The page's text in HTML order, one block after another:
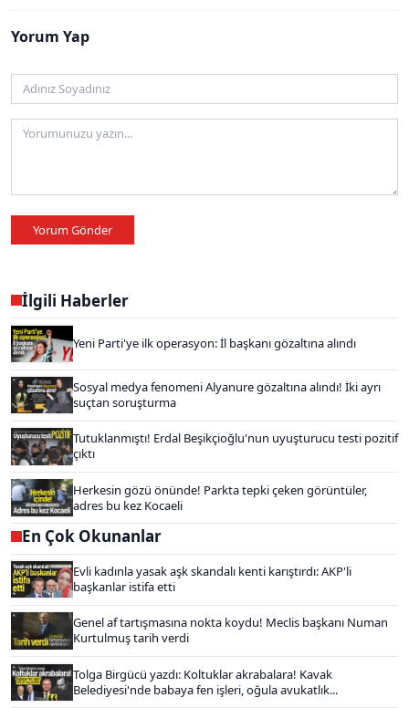
Yorum Yap
Yorum Gönder
İlgili Haberler
Yeni Parti'ye ilk operasyon: İl başkanı gözaltına alındı
Sosyal medya fenomeni Alyanure gözaltına alındı! İki ayrı
suçtan soruşturma
Tutuklanmıştı! Erdal Beşikçioğlu'nun uyuşturucu testi pozitif
çıktı
Herkesin gözü önünde! Parkta tepki çeken görüntüler,
adres bu kez Kocaeli
En Çok Okunanlar
Evli kadınla yasak aşk skandalı kenti karıştırdı: AKP'li
başkanlar istifa etti
Genel af tartışmasına nokta koydu! Meclis başkanı Numan
Kurtulmuş tarih verdi
Tolga Birgücü yazdı: Koltuklar akrabalara! Kavak
Belediyesi'nde babaya fen işleri, oğula avukatlık...